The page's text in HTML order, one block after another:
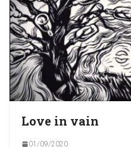
Love in vain
01/09/2020